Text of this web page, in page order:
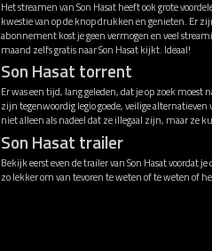
Het streamen van Son Hasat heeft ook grote
kwestie van op de knop drukken en genieten. Er
abonnement kost je geen vermogen en veel
maand zelfs gratis naar Son Hasat kijkt. Ideaal!
Son Hasat torrent
Er was een tijd, lang geleden, dat je op zoek
zijn tegenwoordig legio goede, veilige
niet alleen als nadeel dat ze illegaal zijn, maar ze
Son Hasat trailer
Bekijk eerst even de trailer van Son Hasat voordat
zo lekker om van tevoren te weten of te weten of